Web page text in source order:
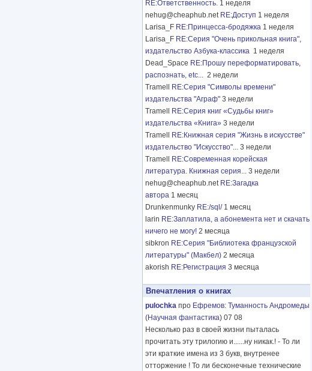
RE:Ответственность. 1 неделя
nehug@cheaphub.net RE:Доступ 1 неделя
Larisa_F RE:Принцесса-бродяжка 1 неделя
Larisa_F RE:Серия "Очень прикольная книга",
издательство Азбука-классика 1 неделя
Dead_Space RE:Прошу переформатировать,
распознать, etc... 2 недели
Tramell
RE:Серия "Символы времени"
издательства "Аграф" 3 недели
Tramell
RE:Серия книг «Судьбы книг»
издательства «Книга» 3 недели
Tramell
RE:Книжная серия "Жизнь в искусстве"
издательство "Искусство"... 3 недели
Tramell
RE:Современная корейская
литература. Книжная серия... 3 недели
nehug@cheaphub.net RE:Загадка
автора 1 месяц
Drunkenmunky RE:/sql/ 1 месяц
larin RE:Заплатила, а абонемента нет и скачать
ничего не могу! 2 месяца
sibkron RE:Серия "Библиотека французской
литературы" (Макбел) 2 месяца
akorish RE:Регистрация 3 месяца
Впечатления о книгах
pulochka про Ефремов: Туманность Андромеды
(Научная фантастика) 07 08
Несколько раз в своей жизни пыталась
прочитать эту трилогию и......ну никак.! - То ли
эти краткие имена из 3 букв, внутренее
отторжение ! То ли бесконечные технические